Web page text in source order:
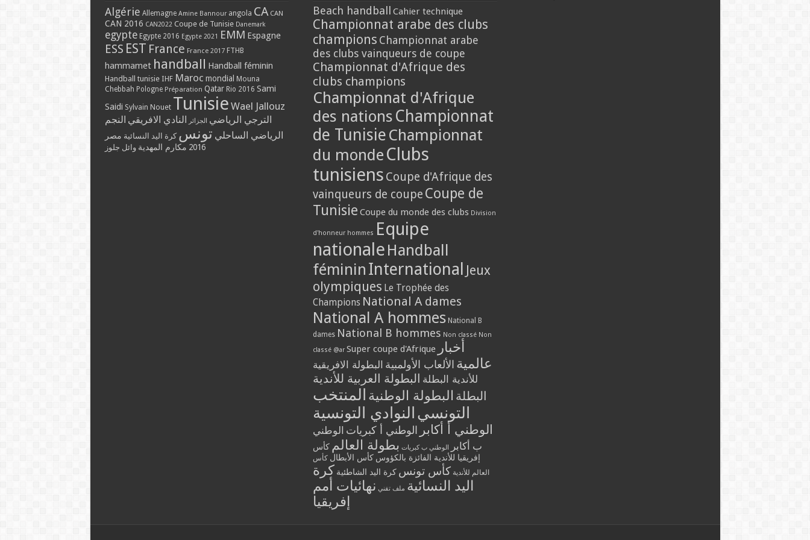
Algérie Allemagne Amine Bannour angola CA CAN
CAN 2016 CAN2022 Coupe de Tunisie Danemark
egypte Egypte 2016 Egypte 2021 EMM Espagne
ESS EST France France 2017 FTHB
hammamet handball Handball féminin
Handball tunisie IHF Maroc mondial Mouna
Chebbah Pologne Préparation Qatar Rio 2016 Sami
Saidi Sylvain Nouet Tunisie Wael Jallouz
الترجي الرياضي الجزائر النادي الافريقي النجم
الرياضي الساحلي تونس كرة اليد النسائية مصر
2016 مكارم المهدية وائل جلوز
Beach handball Cahier technique
Championnat arabe des clubs
champions Championnat arabe
des clubs vainqueurs de coupe
Championnat d'Afrique des
clubs champions
Championnat d'Afrique
des nations Championnat
de Tunisie Championnat
du monde Clubs
tunisiens Coupe d'Afrique des
vainqueurs de coupe Coupe de
Tunisie Coupe du monde des clubs Division
d'honneur hommes Equipe
nationale Handball
féminin International Jeux
olympiques Le Trophée des
Champions National A dames
National A hommes National B
dames National B hommes Non classé Non
classé @ar Super coupe d'Afrique أخبار
عالمية الألعاب الأولمبية البطولة الافريقية
للأندية البطلة البطولة العربية للأندية
البطلة البطولة الوطنية المنتخب
التونسي النوادي التونسية
الوطني أ أكابر الوطني أ كبريات الوطني
ب أكابر
الوطني ب كبريات بطولة العالم كأس
إفريقيا للأندية الفائزة بالكؤوس كأس الأبطال كأس
العالم للأندية كأس تونس كرة اليد الشاطئية كرة
اليد النسائية ملف تقني نهائيات أمم
إفريقيا